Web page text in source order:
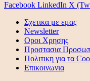
Facebook LinkedIn X
Σχετικα με εμας
Newsletter
Οροι Χρησης
Προστασια
Πολιτικη για τα
Επικοινωνια